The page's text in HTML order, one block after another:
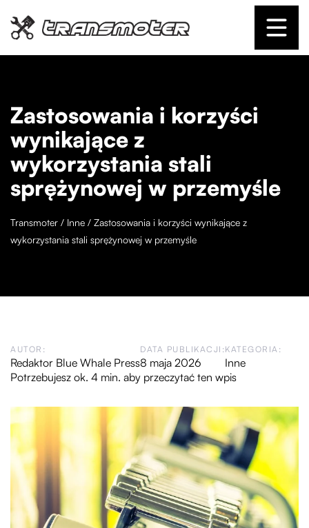
Zastosowania i korzyści
wynikające z
wykorzystania stali
sprężynowej w przemyśle
Transmoter / Inne / Zastosowania i korzyści wynikające z
wykorzystania stali sprężynowej w przemyśle
AUTOR:
Redaktor Blue Whale Press
DATA PUBLIKACJI:
8 maja 2026
KATEGORIA:
Inne
Potrzebujesz ok. 4 min. aby przeczytać ten wpis